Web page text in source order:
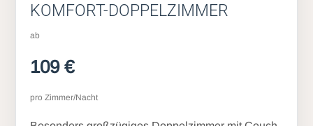
KOMFORT-DOPPELZIMMER
ab
109 €
pro Zimmer/Nacht